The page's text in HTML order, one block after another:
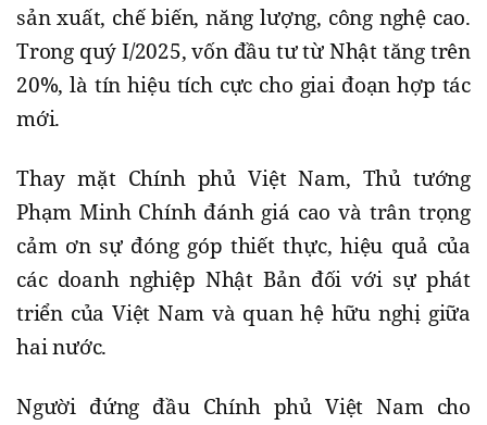
sản xuất, chế biến, năng lượng, công nghệ cao.
Trong quý I/2025, vốn đầu tư từ Nhật tăng trên
20%, là tín hiệu tích cực cho giai đoạn hợp tác
mới.
Thay mặt Chính phủ Việt Nam, Thủ tướng
Phạm Minh Chính đánh giá cao và trân trọng
cảm ơn sự đóng góp thiết thực, hiệu quả của
các doanh nghiệp Nhật Bản đối với sự phát
triển của Việt Nam và quan hệ hữu nghị giữa
hai nước.
Người đứng đầu Chính phủ Việt Nam cho